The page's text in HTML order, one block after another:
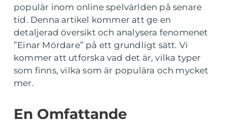
populär inom online spelvärlden på senare
tid. Denna artikel kommer att ge en
detaljerad översikt och analysera fenomenet
”Einar Mördare” på ett grundligt sätt. Vi
kommer att utforska vad det är, vilka typer
som finns, vilka som är populära och mycket
mer.
En Omfattande